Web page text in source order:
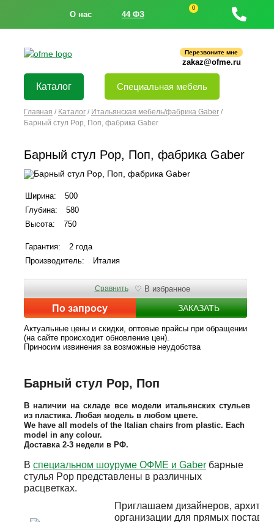
О нас 44 ФЗ
0
Перезвоните мне
zakaz@ofme.ru
Каталог Специальная мебель
Главная / Каталог / Итальянская мебель/фабрика Gaber /
Барный стул Pop, Поп, фабрика Gaber
Барный стул Pop, Поп, фабрика Gaber
Ширина:
500
Глубина:
580
Высота:
750
Гарантия:
2 года
Производитель:
Италия
По запросу ЗАКАЗАТЬ
Сравнить ♡ В избранное
Актуальные цены и скидки, оптовые прайсы при обращении
(на сайте происходит обновление цен).
Приносим извинения за возможные неудобства
Барный стул Pop, Поп
В наличии на складе все модели итальянских стульев
из пластика. Любая модель в любом цвете.
We have all models of the Italian chairs from plastic. Each
model in any colour.
Доставка 2-3 недели в РФ.
В специальном шоуруме ОФМЕ и Gaber барные
стулья Pop представлены в различных
расцветках.
Приглашаем дизайнеров,
организации для прямых